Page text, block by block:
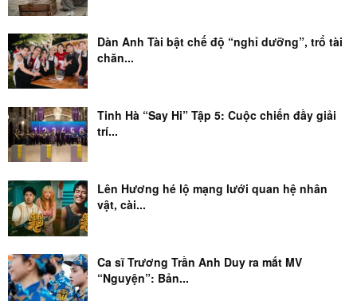
Dàn Anh Tài bật chế độ “nghỉ dưỡng”, trổ tài
chăn...
Tinh Hà “Say Hi” Tập 5: Cuộc chiến đầy giải
trí...
Lên Hương hé lộ mạng lưới quan hệ nhân
vật, cài...
Ca sĩ Trương Trần Anh Duy ra mắt MV
“Nguyện”: Bản...